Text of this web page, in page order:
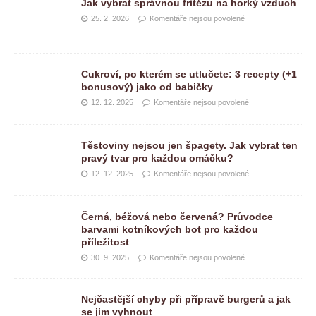
Jak vybrat správnou fritézu na horký vzduch
25. 2. 2026 Komentáře nejsou povolené
Cukroví, po kterém se utlučete: 3 recepty (+1
bonusový) jako od babičky
12. 12. 2025 Komentáře nejsou povolené
Těstoviny nejsou jen špagety. Jak vybrat ten
pravý tvar pro každou omáčku?
12. 12. 2025 Komentáře nejsou povolené
Černá, béžová nebo červená? Průvodce
barvami kotníkových bot pro každou
příležitost
30. 9. 2025 Komentáře nejsou povolené
Nejčastější chyby při přípravě burgerů a jak
se jim vyhnout